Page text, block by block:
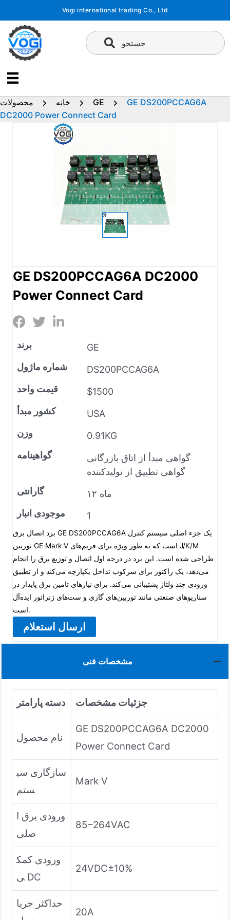
محتوا
Vogi international trading Co., Ltd
جستجو
خانه محصولات GE
GE DS200PCCAG6A
DC2000 Power Connect Card
GE DS200PCCAG6A DC2000
Power Connect Card
برند
GE
شماره ماژول
DS200PCCAG6A
قیمت واحد
$1500
کشور مبدأ
USA
وزن
0.91KG
گواهینامه
گواهی مبدأ از اتاق بازرگانی
گواهی تطبیق از تولیدکننده
گارانتی
۱۲ ماه
موجودی انبار
1
برد اتصال برق GE DS200PCCAG6A یک جزء اصلی سیستم کنترل
توربین GE Mark V است که به طور ویژه برای فریم‌های J/K/M
طراحی شده است. این برد در درجه اول اتصال و توزیع برق را انجام
می‌دهد، یک راکتور برای سرکوب تداخل یکپارچه می‌کند و از تطبیق
ورودی چند ولتاژ پشتیبانی می‌کند. برای نیازهای تامین برق پایدار در
سناریوهای صنعتی مانند توربین‌های گازی و ست‌های ژنراتور ایده‌آل
است.
ارسال استعلام
مشخصات فنی
دسته پارامتر جزئیات مشخصات
نام محصول
GE DS200PCCAG6A DC2000
Power Connect Card
سازگاری سی
ستم
Mark V
ورودی برق ا
صلی
85−264VAC
ورودی کمک
ی DC
24VDC±10%
حداکثر جریا
20A